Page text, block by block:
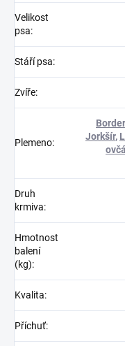
Velikost
psa:
Stáří psa:
Zvíře:
Plemeno:
Jorkšír,
Druh
krmiva:
Hmotnost
balení
(kg):
Kvalita:
Příchuť: